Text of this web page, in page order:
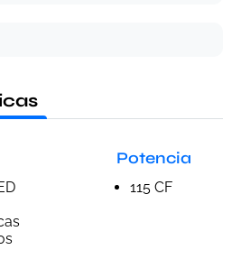
Potencia
115 CF